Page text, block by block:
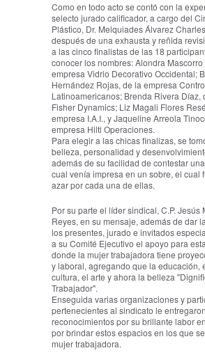
Como en todo acto se contó con la
selecto jurado calificador, a cargo del
Plástico, Dr. Melquiades Álvarez
después de una exhausta y reñida
a las cinco finalistas de las 18
conocer los nombres: Alondra
empresa Vidrio Decorativo Occidental;
Hernández Rojas, de la empresa
Latinoamericanos; Brenda Rivera Díaz,
Fisher Dynamics; Liz Magali Flores
empresa I.A.I., y Jaqueline Arreola
empresa Hilti Operaciones.
Para elegir a las chicas finalizas, se
belleza, personalidad y
además de su facilidad de contestar
cual venía impresa en un sobre, el cual
azar por cada una de ellas.
Por su parte el líder sindical, C.P. Jesús
Reyes, en su mensaje, además de dar
los presentes, jurado e invitados
a su Comité Ejecutivo el apoyo para
donde la mujer trabajadora tiene
y laboral, agregando que la educación,
cultura, el arte y ahora la belleza
Trabajador".
Enseguida varias organizaciones y
pertenecientes al sindicato le entregaron
reconocimientos por su brillante labor
por brindar estos espacios en los que
mujer trabajadora.